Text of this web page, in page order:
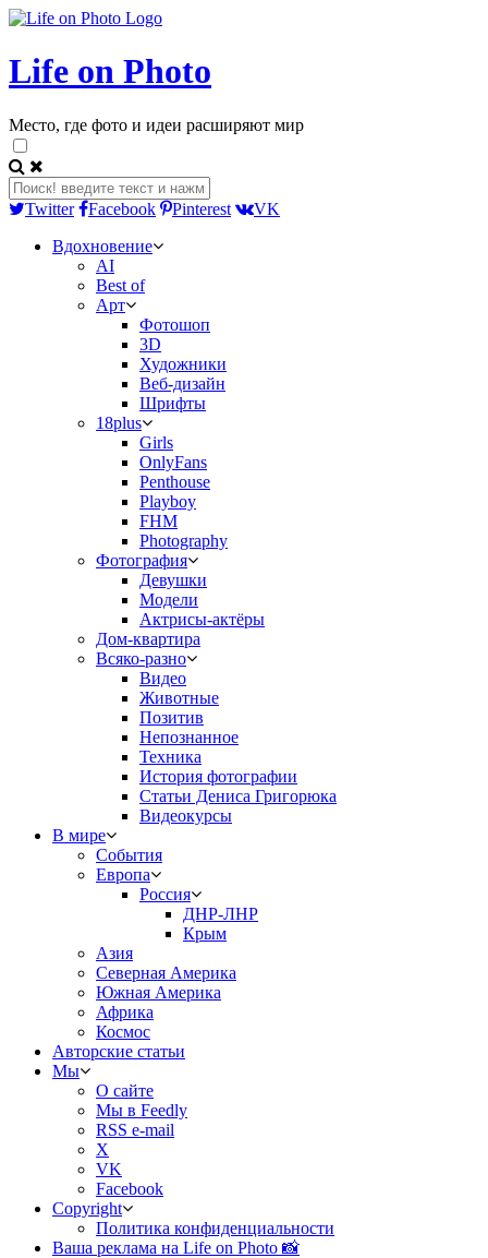
Life on Photo
Место, где фото и идеи расширяют мир
Twitter Facebook Pinterest
VK
Вдохновение
AI
Best of
Арт
Фотошоп
3D
Художники
Веб-дизайн
Шрифты
18plus
Girls
OnlyFans
Penthouse
Playboy
FHM
Photography
Фотография
Девушки
Модели
Актрисы-актёры
Дом-квартира
Всяко-разно
Видео
Животные
Позитив
Непознанное
Техника
История фотографии
Статьи Дениса Григорюка
Видеокурсы
В мире
События
Европа
Россия
ДНР-ЛНР
Крым
Азия
Северная Америка
Южная Америка
Африка
Космос
Авторские статьи
Мы
О сайте
Мы в Feedly
RSS e-mail
X
VK
Facebook
Copyright
Политика конфиденциальности
Ваша реклама на Life on Photo 📸